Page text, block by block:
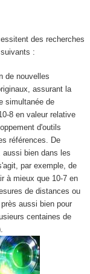
des recherches
:
de nouvelles
assurant la
simultanée de
-8 en valeur relative
d'outils
références. De
bien dans les
par exemple, de
à mieux que 10-7 en
de distances ou
près aussi bien pour
centaines de